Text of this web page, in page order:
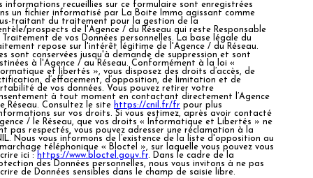
informations recueillies sur ce formulaire sont enregistrées
un fichier informatisé par La Boite Immo agissant comme
traitant du traitement pour la gestion de la
prospects de l'Agence / du Réseau qui reste Responsable
Traitement de vos Données personnelles. La base légale du
repose sur l'intérêt légitime de l'Agence / du Réseau.
sont conservées jusqu'à demande de suppression et sont
à l'Agence / au Réseau. Conformément à la loi «
et libertés », vous disposez des droits d’accès, de
d’effacement, d’opposition, de limitation et de
de vos données. Vous pouvez retirer votre
à tout moment en contactant directement l’Agence
Réseau. Consultez le site https://cnil.fr/fr pour plus
sur vos droits. Si vous estimez, après avoir contacté
/ le Réseau, que vos droits « Informatique et Libertés » ne
pas respectés, vous pouvez adresser une réclamation à la
Nous vous informons de l’existence de la liste d'opposition au
téléphonique « Bloctel », sur laquelle vous pouvez vous
ici : https://www.bloctel.gouv.fr. Dans le cadre de la
des Données personnelles, nous vous invitons à ne pas
de Données sensibles dans le champ de saisie libre.